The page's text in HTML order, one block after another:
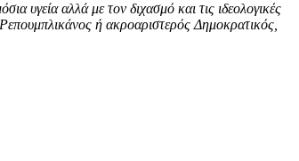
υγεία αλλά με τον διχασμό και τις ιδεολογικές
ή ακροαριστερός Δημοκρατικός,